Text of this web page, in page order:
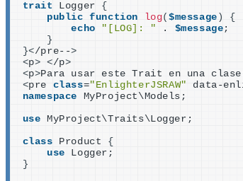
trait Logger {
public
function log( $message )
{
echo
"[LOG]: " . $message;
}
}</pre-->
<p> </p>
<p>Para usar este Trait en una
<pre class="EnlighterJSRAW" data-
namespace MyProject\Models;
use MyProject\Traits\Logger;
class Product {
use Logger;
}